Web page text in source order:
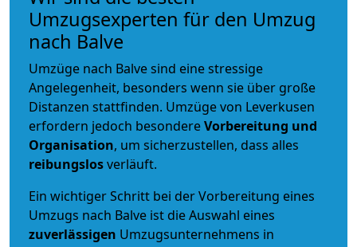
Umzugsexperten für den Umzug
nach Balve
Umzüge nach Balve sind eine stressige
Angelegenheit, besonders wenn sie über große
Distanzen stattfinden. Umzüge von Leverkusen
erfordern jedoch besondereVorbereitung und
Organisation, um sicherzustellen, dass alles
reibungslosverläuft.
Ein wichtiger Schritt bei der Vorbereitung eines
Umzugs nach Balve ist die Auswahl eines
zuverlässigen Umzugsunternehmens in